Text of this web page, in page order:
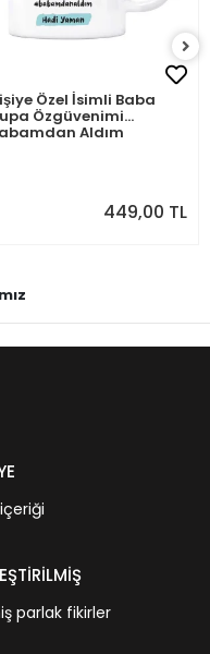
Özel İsimli Baba
Özgüvenimi
Aldım
449,00 TL
parlak fikirler